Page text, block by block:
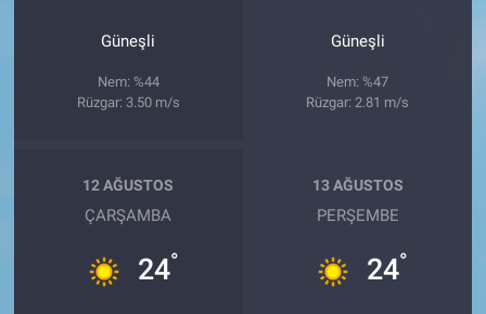
Güneşli
Nem: %44
Rüzgar: 3.50 m/s
Güneşli
Nem: %47
Rüzgar: 2.81 m/s
12 AĞUSTOS
ÇARŞAMBA
24°
13 AĞUSTOS
PERŞEMBE
24°